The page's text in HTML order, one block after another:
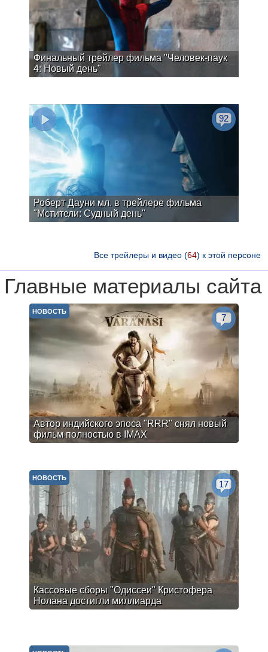
Финальный трейлер фильма "Человек-паук
4: Новый день"
Роберт Дауни мл. в трейлере фильма
"Мстители: Судный день"
92
Все трейлеры и видео (64) к этой персоне
Главные материалы сайта
Автор индийского эпоса "RRR" снял новый
фильм полностью в IMAX
НОВОСТЬ
7
Кассовые сборы "Одиссеи" Кристофера
Нолана достигли миллиарда
НОВОСТЬ
17